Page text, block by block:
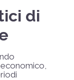
di